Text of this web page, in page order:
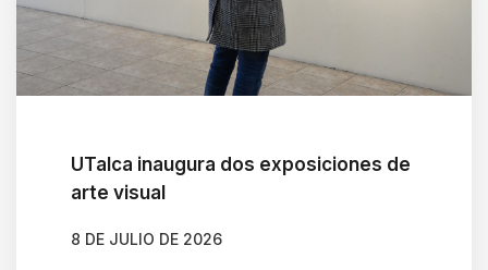
UTalca inaugura dos exposiciones de
arte visual
8 DE JULIO DE 2026